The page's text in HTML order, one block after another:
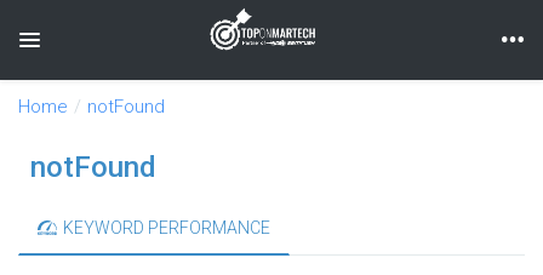
Toggle navigation
Home notFound
notFound
KEYWORD PERFORMANCE